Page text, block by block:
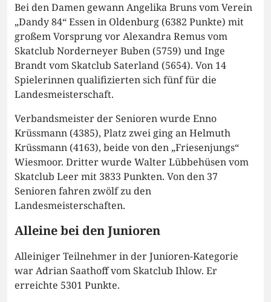
Bei den Damen gewann Angelika Bruns vom Verein
„Dandy 84“ Essen in Oldenburg (6382 Punkte) mit
großem Vorsprung vor Alexandra Remus vom
Skatclub Norderneyer Buben (5759) und Inge
Brandt vom Skatclub Saterland (5654). Von 14
Spielerinnen qualifizierten sich fünf für die
Landesmeisterschaft.
Verbandsmeister der Senioren wurde Enno
Krüssmann (4385), Platz zwei ging an Helmuth
Krüssmann (4163), beide von den „Friesenjungs“
Wiesmoor. Dritter wurde Walter Lübbehüsen vom
Skatclub Leer mit 3833 Punkten. Von den 37
Senioren fahren zwölf zu den
Landesmeisterschaften.
Alleine bei den Junioren
Alleiniger Teilnehmer in der Junioren-Kategorie
war Adrian Saathoff vom Skatclub Ihlow. Er
erreichte 5301 Punkte.